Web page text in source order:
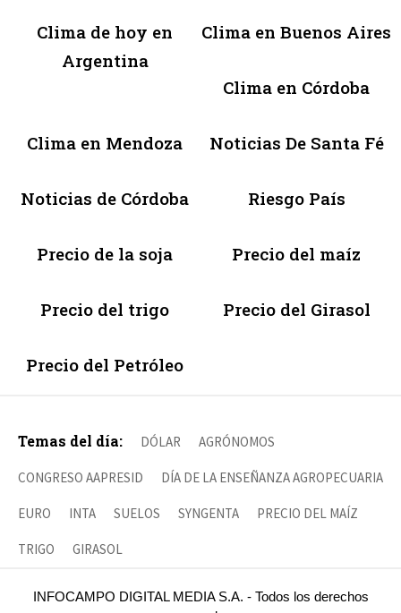
Clima de hoy en
Argentina
Clima en Buenos Aires
Clima en Córdoba
Clima en Mendoza Noticias De Santa Fé
Noticias de Córdoba Riesgo País
Precio de la soja Precio del maíz
Precio del trigo Precio del Girasol
Precio del Petróleo
Temas del día: DÓLAR AGRÓNOMOS
CONGRESO AAPRESID DÍA DE LA ENSEÑANZA AGROPECUARIA
EURO INTA SUELOS SYNGENTA PRECIO DEL MAÍZ
TRIGO GIRASOL
INFOCAMPO DIGITAL MEDIA S.A. - Todos los derechos